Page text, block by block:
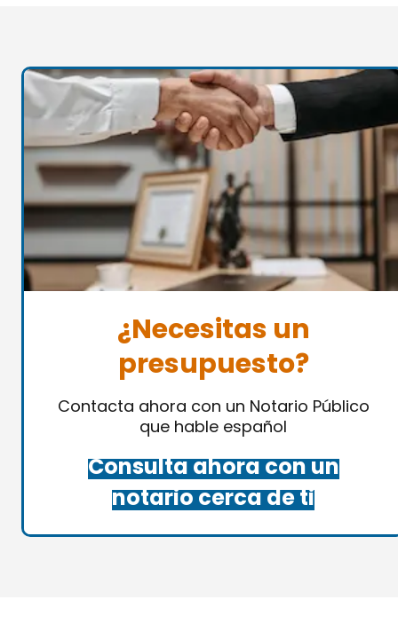
¿Necesitas un
presupuesto?
Contacta ahora con un Notario Público
que hable español
Consulta ahora con un
notario cerca de ti